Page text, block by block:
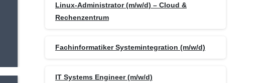
Linux-Administrator (m/w/d) – Cloud &
Rechenzentrum
Fachinformatiker Systemintegration (m/w/d)
IT Systems Engineer (m/w/d)